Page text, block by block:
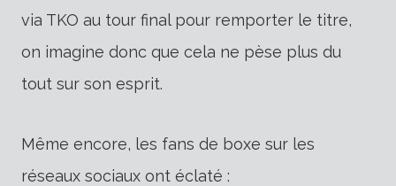
via TKO au tour final pour remporter le titre,
on imagine donc que cela ne pèse plus du
tout sur son esprit.
Même encore, les fans de boxe sur les
réseaux sociaux ont éclaté :